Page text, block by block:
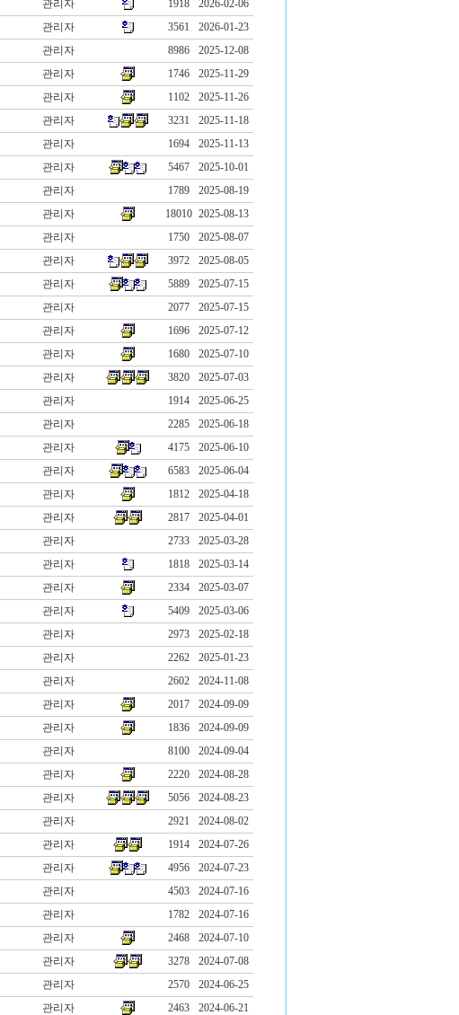
관리자 1918
2026-02-06
관리자 3561
2026-01-23
관리자 8986
2025-12-08
관리자 1746
2025-11-29
관리자 1102
2025-11-26
관리자 3231
2025-11-18
관리자 1694
2025-11-13
관리자 5467
2025-10-01
관리자 1789
2025-08-19
관리자 18010 2025-08-13
관리자 1750
2025-08-07
관리자 3972
2025-08-05
관리자 5889
2025-07-15
관리자 2077
2025-07-15
관리자 1696
2025-07-12
관리자 1680
2025-07-10
관리자 3820
2025-07-03
관리자 1914
2025-06-25
관리자 2285
2025-06-18
관리자 4175
2025-06-10
관리자 6583
2025-06-04
관리자 1812
2025-04-18
관리자 2817
2025-04-01
관리자 2733
2025-03-28
관리자 1818
2025-03-14
관리자 2334
2025-03-07
관리자 5409
2025-03-06
관리자 2973
2025-02-18
관리자 2262
2025-01-23
관리자 2602
2024-11-08
관리자 2017
2024-09-09
관리자 1836
2024-09-09
관리자 8100
2024-09-04
관리자 2220
2024-08-28
관리자 5056
2024-08-23
관리자 2921
2024-08-02
관리자 1914
2024-07-26
관리자 4956
2024-07-23
관리자 4503
2024-07-16
관리자 1782
2024-07-16
관리자 2468
2024-07-10
관리자 3278
2024-07-08
관리자 2570
2024-06-25
관리자 2463
2024-06-21